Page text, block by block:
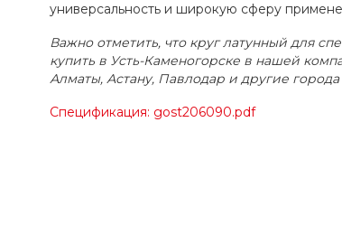
универсальность и широкую сферу
Важно отметить, что круг латунный для
купить в Усть-Каменогорске в нашей
Алматы, Астану, Павлодар и другие города
Спецификация: gost206090.pdf